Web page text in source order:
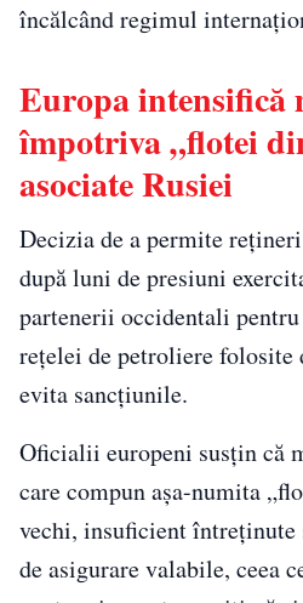
încălcând regimul
Europa intensifică
împotriva „flotei
asociate Rusiei
Decizia de a permite
după luni de presiuni
partenerii occidentali
rețelei de petroliere folosite
evita sancțiunile.
Oficialii europeni susțin că
care compun așa-numita
vechi, insuficient întreținute
de asigurare valabile, ceea